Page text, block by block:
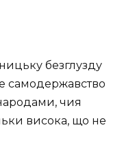
безглузду
самодержавство
чия
висока, що не